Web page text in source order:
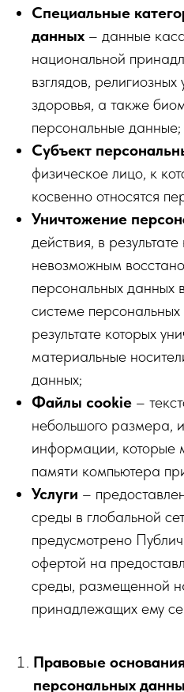
Специальные
данных – данные
национальной
взглядов,
здоровья, а также
персональные данные;
Субъект
физическое лицо, к
косвенно относятся
Уничтожение
действия, в
невозможным
персональных
системе
результате которых
материальные
данных;
Файлы cookie –
небольшого размера,
информации, которые
памяти компьютера
Услуги –
среды в глобальной
предусмотрено
офертой на
среды, размещенной
принадлежащих ему
Правовые
персональных